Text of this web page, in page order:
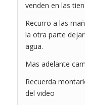
venden en las
Recurro a las
la otra parte
agua.
Mas adelante
Recuerda
del video